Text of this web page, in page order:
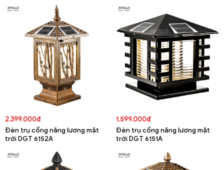
2.399.000đ
Đèn trụ cổng năng lương mặt
trời DGT 6152A
1.599.000đ
Đèn trụ cổng năng lương mặt
trời DGT 6151A